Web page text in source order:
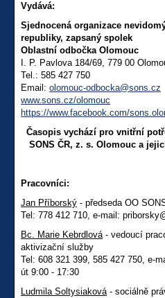
Vydává:
Sjednocená organizace
republiky, zapsaný spolek
Oblastní odbočka Olomouc
I. P. Pavlova 184/69, 779 00
Tel.: 585 427 750
Email: olomouc-odbocka@sons.cz
www.sons.cz/olomouc
https://www.facebook.com/
Časopis vychází pro vnitřní
SONS ČR, z. s. Olomouc a
Pracovníci:
Jan Příborský - předseda OO
Tel: 778 412 710, e-mail:
Bc. Marie Kebrdlová- vedoucí
aktivizační služby
Tel: 608 321 399, 585 427 750, e-
út 9:00 - 17:30
Ludmila Soltysiaková- sociálně